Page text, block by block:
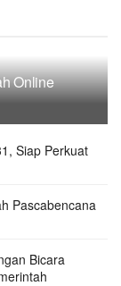
Online
Siap Perkuat
Pascabencana
Bicara